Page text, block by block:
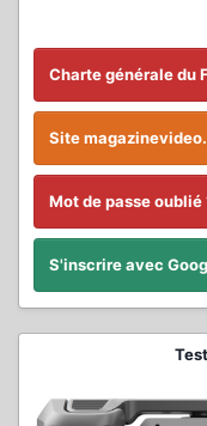
Charte générale du
Site
Mot de passe oublié
S'inscrire avec